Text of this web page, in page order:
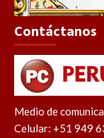
Contáctanos
Medio de
Celular: +51 949